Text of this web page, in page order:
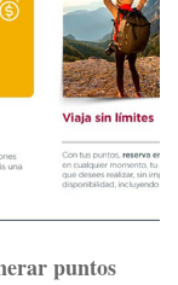
puntos